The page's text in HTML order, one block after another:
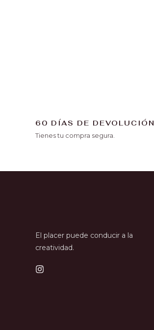
60 DÍAS DE DEVOLUCIÓN
Tienes tu compra segura.
El placer puede conducir a la
creatividad.